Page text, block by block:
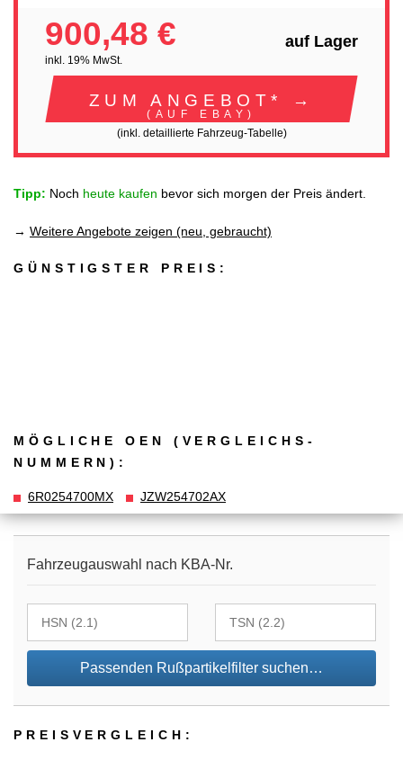
900,48 €
inkl. 19% MwSt.
auf Lager
ZUM ANGEBOT* →
(AUF EBAY)
(inkl. detaillierte Fahrzeug-Tabelle)
Tipp: Noch heute kaufen bevor sich morgen der Preis ändert.
→ Weitere Angebote zeigen (neu, gebraucht)
GÜNSTIGSTER PREIS:
MÖGLICHE OEN (VERGLEICHS­
NUMMERN):
6R0254700MX JZW254702AX
Fahrzeugauswahl nach KBA-Nr.
Passenden Rußpartikelfilter suchen…
PREIS­VER­GLEICH: